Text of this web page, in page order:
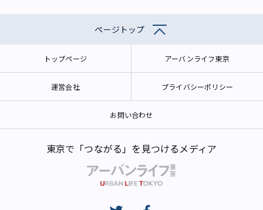
ページトップ
トップページ アーバンライフ東京
運営会社 プライバシーポリシー
お問い合わせ
東京で「つながる」を見つけるメディア